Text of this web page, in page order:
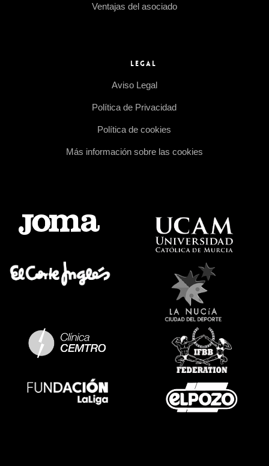
Ventajas del asociado
LEGAL
Aviso Legal
Política de Privacidad
Política de cookies
Más información sobre las cookies